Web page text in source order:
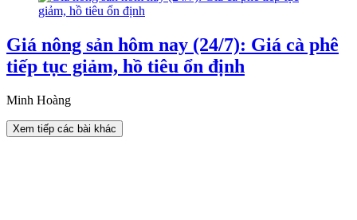
Giá nông sản hôm nay (24/7): Giá cà phê
tiếp tục giảm, hồ tiêu ổn định
Minh Hoàng
Xem tiếp các bài khác